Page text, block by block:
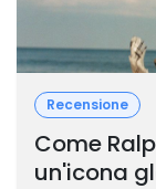
Recensione
Come
un'icona